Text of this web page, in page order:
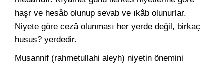
haşr ve hesâb olunup sevab ve ıkâb olunurlar.
Niyete göre cezâ olunması her yerde değil, birkaç
husus? yerdedir.
Musannif (rahmetullahi aleyh) niyetin önemini